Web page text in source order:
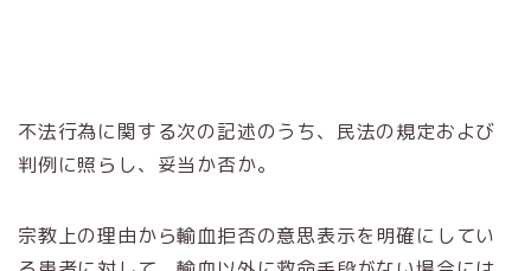
不法行為に関する次の記述のうち、民法の規定および
判例に照らし、妥当か否か。
宗教上の理由から輸血拒否の意思表示を明確にしてい